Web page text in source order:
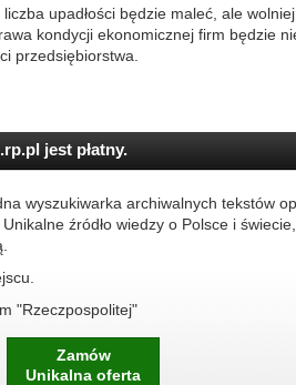
upadłości będzie maleć, ale
kondycji ekonomicznej firm będzie
przedsiębiorstwa.
jest płatny.
wyszukiwarka archiwalnych tekstów
źródło wiedzy o Polsce i
"Rzeczpospolitej"
Zamów
Unikalna oferta